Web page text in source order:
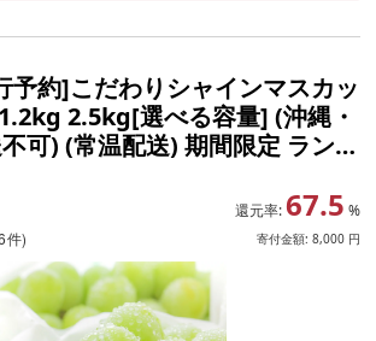
予約]こだわりシャインマスカッ
2.5kg[選べる容量] (沖縄・
可) (常温配送) 期間限定 ランキ
007/126-017
還元率: 67.5 %
寄付金額: 8,000 円
件)